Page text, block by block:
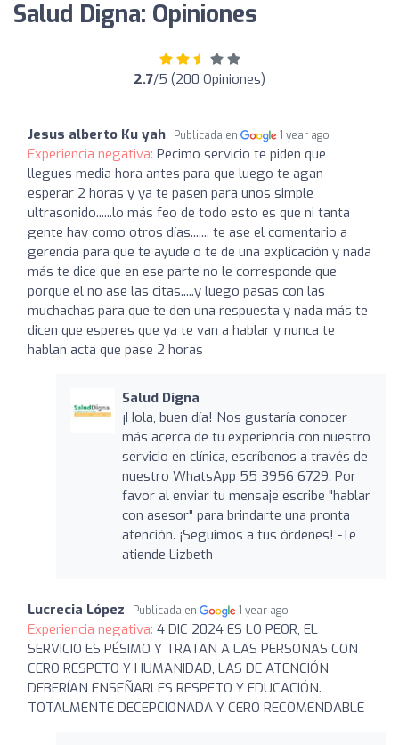
Salud Digna: Opiniones
2.7/5 (200 Opiniones)
Jesus alberto Ku yah Publicada en 1 year ago
Experiencia negativa: Pecimo servicio te piden que
llegues media hora antes para que luego te agan
esperar 2 horas y ya te pasen para unos simple
ultrasonido......lo más feo de todo esto es que ni tanta
gente hay como otros días....... te ase el comentario a
gerencia para que te ayude o te de una explicación y nada
más te dice que en ese parte no le corresponde que
porque el no ase las citas.....y luego pasas con las
muchachas para que te den una respuesta y nada más te
dicen que esperes que ya te van a hablar y nunca te
hablan acta que pase 2 horas
Salud Digna
¡Hola, buen día! Nos gustaría conocer
más acerca de tu experiencia con nuestro
servicio en clínica, escríbenos a través de
nuestro WhatsApp 55 3956 6729. Por
favor al enviar tu mensaje escribe "hablar
con asesor" para brindarte una pronta
atención. ¡Seguimos a tus órdenes! -Te
atiende Lizbeth
Lucrecia López Publicada en 1 year ago
Experiencia negativa: 4 DIC 2024 ES LO PEOR, EL
SERVICIO ES PÉSIMO Y TRATAN A LAS PERSONAS CON
CERO RESPETO Y HUMANIDAD, LAS DE ATENCIÓN
DEBERÍAN ENSEÑARLES RESPETO Y EDUCACIÓN.
TOTALMENTE DECEPCIONADA Y CERO RECOMENDABLE